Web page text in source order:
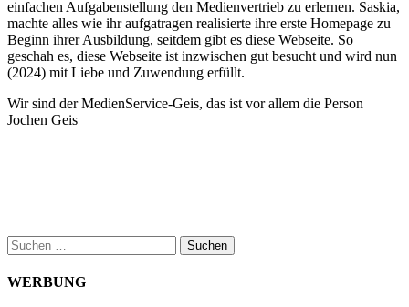
einfachen Aufgabenstellung den Medienvertrieb zu erlernen. Saskia,
machte alles wie ihr aufgatragen realisierte ihre erste Homepage zu
Beginn ihrer Ausbildung, seitdem gibt es diese Webseite. So
geschah es, diese Webseite ist inzwischen gut besucht und wird nun
(2024) mit Liebe und Zuwendung erfüllt.
Wir sind der MedienService-Geis, das ist vor allem die Person
Jochen Geis
Suchen
nach:
WERBUNG